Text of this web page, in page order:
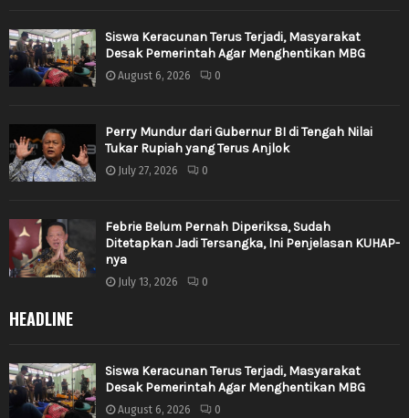
Siswa Keracunan Terus Terjadi, Masyarakat
Desak Pemerintah Agar Menghentikan MBG
August 6, 2026 0
Perry Mundur dari Gubernur BI di Tengah Nilai
Tukar Rupiah yang Terus Anjlok
July 27, 2026 0
Febrie Belum Pernah Diperiksa, Sudah
Ditetapkan Jadi Tersangka, Ini Penjelasan KUHAP-
nya
July 13, 2026 0
HEADLINE
Siswa Keracunan Terus Terjadi, Masyarakat
Desak Pemerintah Agar Menghentikan MBG
August 6, 2026 0